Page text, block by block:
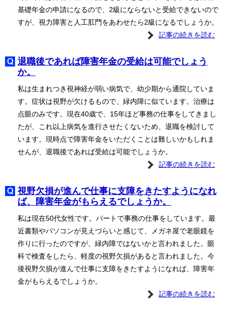
基礎年金の申請になるので、2級にならないと受給できないので
すが、視力障害と人工肛門をあわせたら2級になるでしょうか。
記事の続きを読む
退職後であれば障害年金の受給は可能でしょう
か。
私は生まれつき視神経が弱い病気で、幼少期から通院していま
す。症状は視野が欠けるもので、緑内障に似ています。治療は
点眼のみです。現在40歳で、15年ほど事務の仕事をしてきまし
たが、これ以上病気を進行させたくないため、退職を検討して
います。現時点で障害年金をいただくことは難しいかもしれま
せんが、退職後であれば受給は可能でしょうか。
記事の続きを読む
視野欠損が進んで仕事に支障をきたすようになれ
ば、障害年金がもらえるでしょうか。
私は現在50代女性です。パートで事務の仕事をしています。最
近書類やパソコンが見えづらいと感じて、メガネ屋で老眼鏡を
作りに行ったのですが、緑内障ではないかと言われました。眼
科で検査をしたら、軽度の視野欠損があると言われました。今
後視野欠損が進んで仕事に支障をきたすようになれば、障害年
金がもらえるでしょうか。
記事の続きを読む